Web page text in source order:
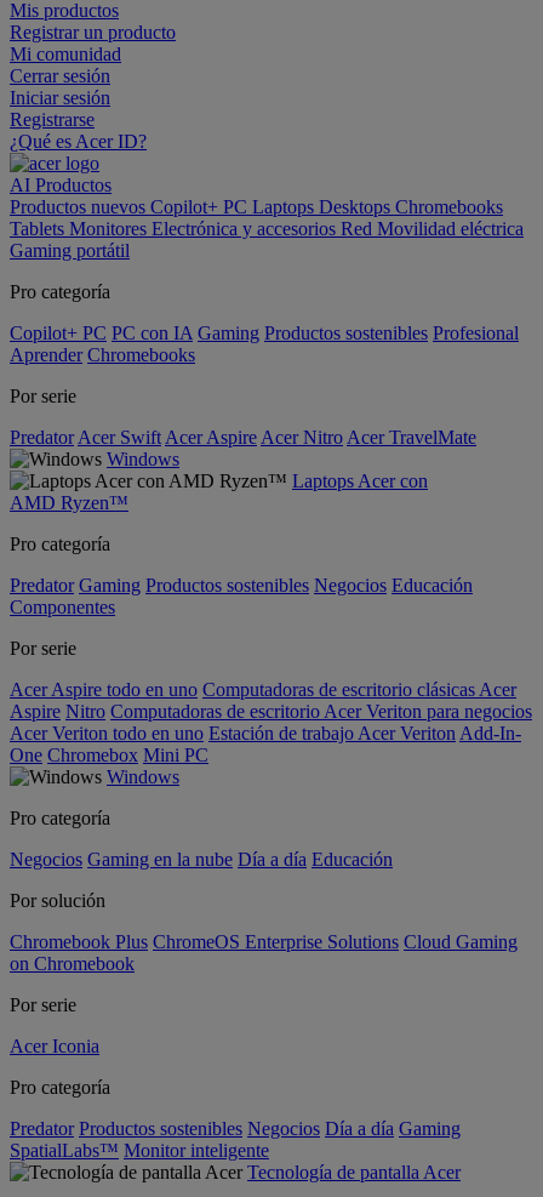
Mis productos
Registrar un producto
Mi comunidad
Cerrar sesión
Iniciar sesión
Registrarse
¿Qué es Acer ID?
AI Productos
Productos nuevos Copilot+ PC Laptops Desktops Chromebooks
Tablets Monitores Electrónica y accesorios Red Movilidad eléctrica
Gaming portátil
Pro categoría
Copilot+ PC PC con IA Gaming Productos sostenibles Profesional
Aprender Chromebooks
Por serie
Predator Acer Swift Acer Aspire Acer Nitro Acer TravelMate
Windows
Laptops Acer con
AMD Ryzen™
Pro categoría
Predator Gaming Productos sostenibles Negocios Educación
Componentes
Por serie
Acer Aspire todo en uno Computadoras de escritorio clásicas Acer
Aspire Nitro Computadoras de escritorio Acer Veriton para negocios
Acer Veriton todo en uno Estación de trabajo Acer Veriton Add-In-
One Chromebox Mini PC
Windows
Pro categoría
Negocios Gaming en la nube Día a día Educación
Por solución
Chromebook Plus ChromeOS Enterprise Solutions Cloud Gaming
on Chromebook
Por serie
Acer Iconia
Pro categoría
Predator Productos sostenibles Negocios Día a día Gaming
SpatialLabs™ Monitor inteligente
Tecnología de pantalla Acer